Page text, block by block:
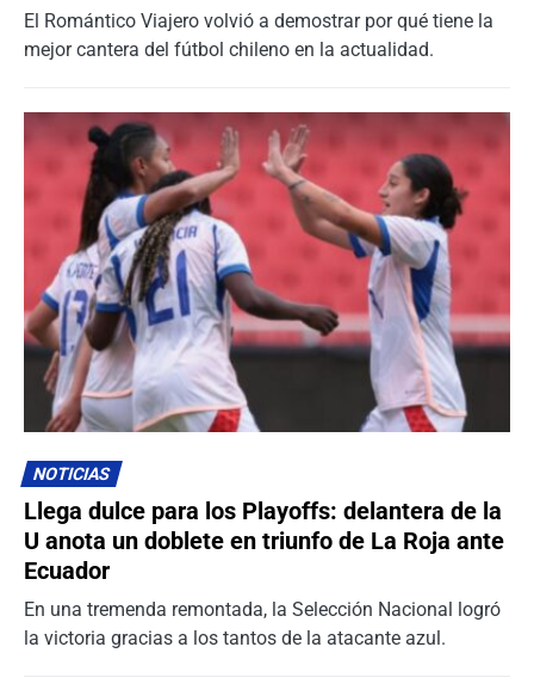
El Romántico Viajero volvió a demostrar por qué tiene la
mejor cantera del fútbol chileno en la actualidad.
NOTICIAS
Llega dulce para los Playoffs: delantera de la
U anota un doblete en triunfo de La Roja ante
Ecuador
En una tremenda remontada, la Selección Nacional logró
la victoria gracias a los tantos de la atacante azul.